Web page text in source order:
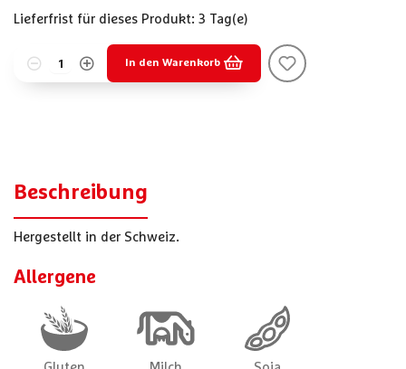
Lieferfrist für dieses Produkt: 3 Tag(e)
In den Warenkorb
Beschreibung
Hergestellt in der Schweiz.
Allergene